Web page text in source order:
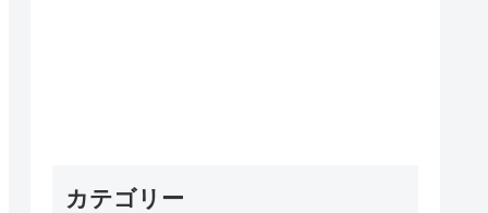
カテゴリー